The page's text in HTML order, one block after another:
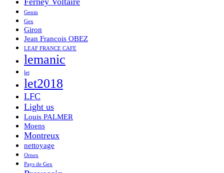
Genin
Gex
Giron
Jean Francois OBEZ
LEAF FRANCE CAFE
lemanic
let
let2018
LFC
Light us
Louis PALMER
Moens
Montreux
nettoyage
Ornex
Pays de Gex